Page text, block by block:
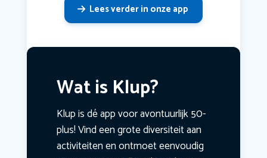
Lees verder in onze app
Wat is Klup?
Klup is dé app voor avontuurlijk 50-
plus! Vind een grote diversiteit aan
activiteiten en ontmoet eenvoudig